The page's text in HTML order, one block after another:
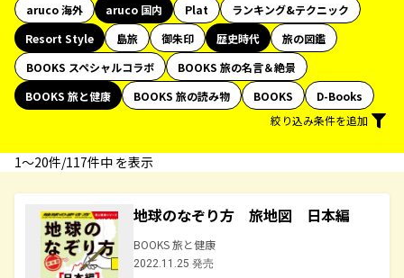
aruco 海外
aruco 国内 Plat
ランキング&テクニック
Resort Style
島旅 御朱印 歴史時代
旅の図鑑
BOOKS スペシャルコラボ
BOOKS 旅の名言＆絶景
BOOKS 旅と健康
BOOKS 旅の読み物 BOOKS
D-Books
絞り込み条件を追加
1〜20件/117件中 を表示
地球のなぞり方 旅地図 日本編
BOOKS 旅と健康
2022.11.25 発売